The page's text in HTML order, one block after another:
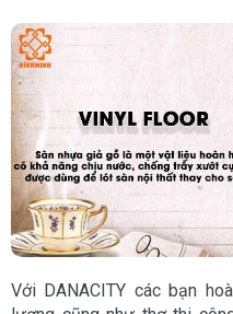
Với DANACITY các bạn